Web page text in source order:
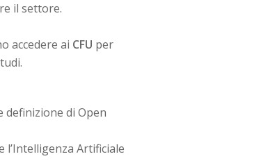
il settore.
accedere ai CFU per
definizione di Open
l’Intelligenza Artificiale